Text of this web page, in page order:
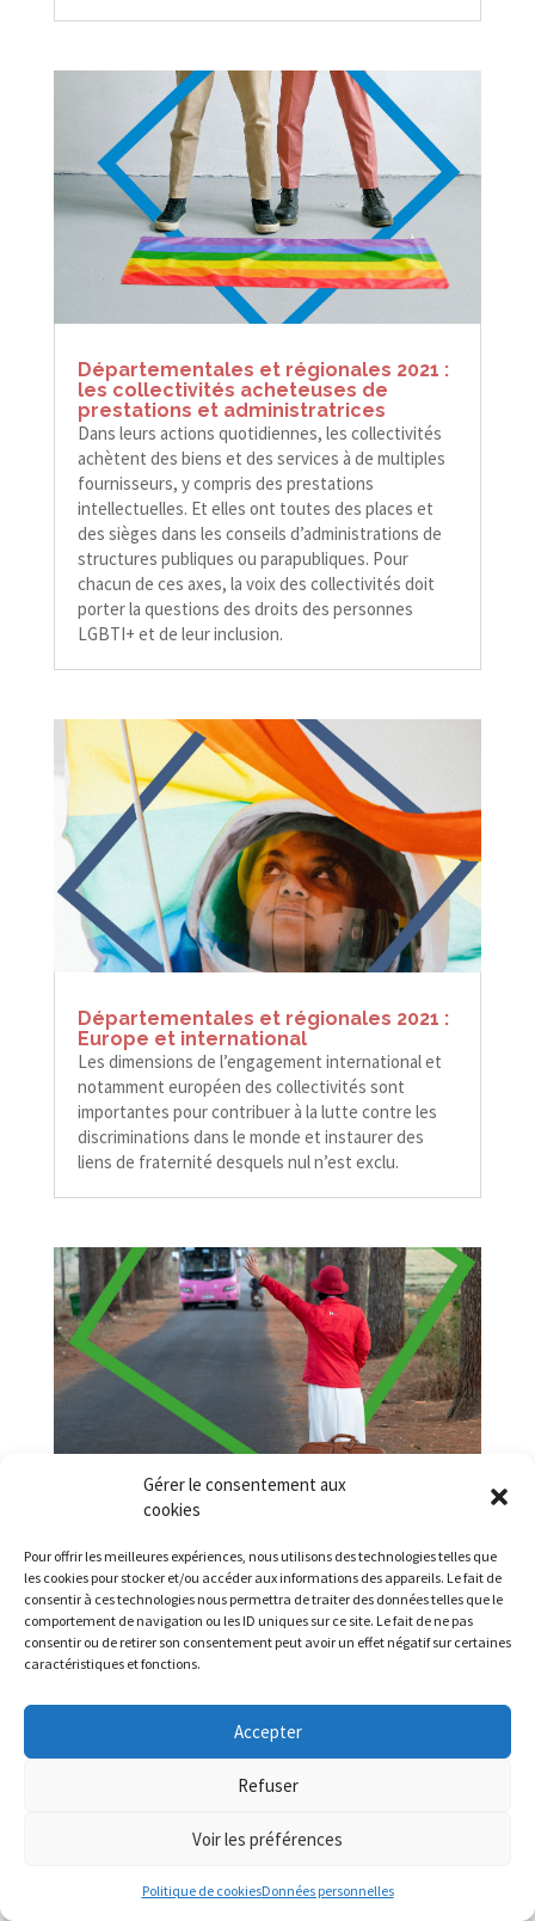
Gérer le consentement aux
cookies
Pour offrir les meilleures expériences, nous utilisons des technologies telles que
les cookies pour stocker et/ou accéder aux informations des appareils. Le fait de
consentir à ces technologies nous permettra de traiter des données telles que le
comportement de navigation ou les ID uniques sur ce site. Le fait de ne pas
consentir ou de retirer son consentement peut avoir un effet négatif sur certaines
caractéristiques et fonctions.
Accepter
Refuser
Voir les préférences
Politique de cookiesDonnées personnelles
Départementales et régionales 2021 :
les collectivités acheteuses de
prestations et administratrices
Dans leurs actions quotidiennes, les collectivités
achètent des biens et des services à de multiples
fournisseurs, y compris des prestations
intellectuelles. Et elles ont toutes des places et
des sièges dans les conseils d’administrations de
structures publiques ou parapubliques. Pour
chacun de ces axes, la voix des collectivités doit
porter la questions des droits des personnes
LGBTI+ et de leur inclusion.
Départementales et régionales 2021 :
Europe et international
Les dimensions de l’engagement international et
notamment européen des collectivités sont
importantes pour contribuer à la lutte contre les
discriminations dans le monde et instaurer des
liens de fraternité desquels nul n’est exclu.
Départementales et régionales 2021 :
aménagement du territoire et
transports non urbains
Les questions d’aménagement du territoire et de
transports peuvent paraitre éloignées des
thématiques LGBTI+, mais c’est la connexion
qualité, qui permettront un cadre de vie plus
émancipateur et sans discrimination.
Départementales et régionales 2021 :
Pour améliorer ses services aux citoyen·nes, les